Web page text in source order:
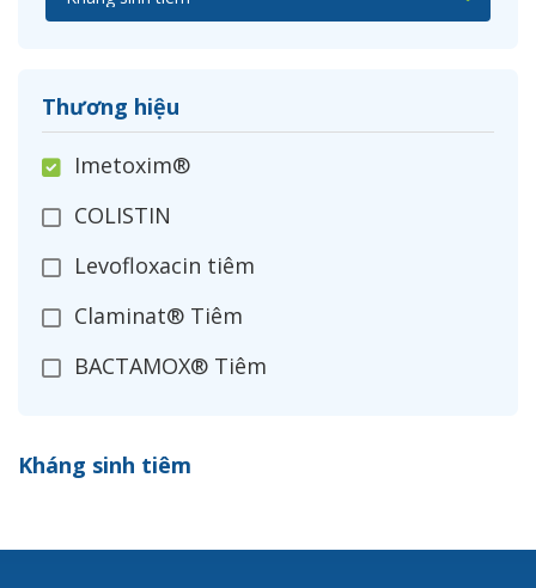
Thương hiệu
Imetoxim®
COLISTIN
Levofloxacin tiêm
Claminat® Tiêm
BACTAMOX® Tiêm
Ceftizoxim®
Kháng sinh tiêm